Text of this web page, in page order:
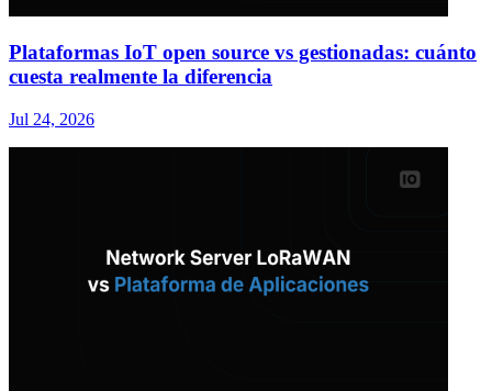
Plataformas IoT open source vs gestionadas: cuánto
cuesta realmente la diferencia
Jul 24, 2026